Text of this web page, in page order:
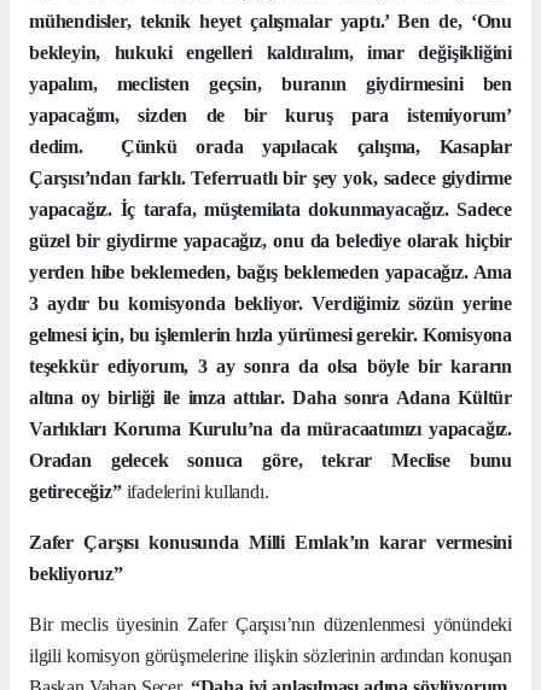
mühendisler, teknik heyet çalışmalar yaptı.’ Ben de, ‘Onu
bekleyin, hukuki engelleri kaldıralım, imar değişikliğini
yapalım, meclisten geçsin, buranın giydirmesini ben
yapacağım, sizden de bir kuruş para istemiyorum’
dedim.
Çünkü orada yapılacak çalışma, Kasaplar
Çarşısı’ndan farklı. Teferruatlı bir şey yok, sadece giydirme
yapacağız. İç tarafa, müştemilata dokunmayacağız. Sadece
güzel bir giydirme yapacağız, onu da belediye olarak hiçbir
yerden hibe beklemeden, bağış beklemeden yapacağız. Ama
3 aydır bu komisyonda bekliyor. Verdiğimiz sözün yerine
gelmesi için, bu işlemlerin hızla yürümesi gerekir. Komisyona
teşekkür ediyorum, 3 ay sonra da olsa böyle bir kararın
altına oy birliği ile imza attılar. Daha sonra Adana Kültür
Varlıkları Koruma Kurulu’na da müracaatımızı yapacağız.
Oradan gelecek sonuca göre, tekrar Meclise bunu
getireceğiz” ifadelerini kullandı.
Zafer Çarşısı konusunda Milli Emlak’ın karar vermesini
bekliyoruz”
Bir meclis üyesinin Zafer Çarşısı’nın düzenlenmesi yönündeki
ilgili komisyon görüşmelerine ilişkin sözlerinin ardından konuşan